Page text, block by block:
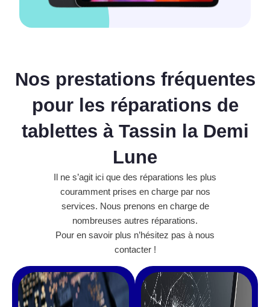
Nos prestations fréquentes
pour les réparations de
tablettes à Tassin la Demi
Lune
Il ne s’agit ici que des réparations les plus
couramment prises en charge par nos
services. Nous prenons en charge de
nombreuses autres réparations.
Pour en savoir plus n’hésitez pas à nous
contacter !